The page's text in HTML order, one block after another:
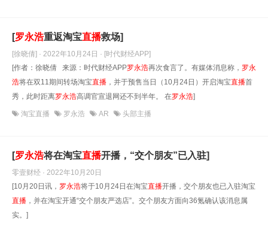
[罗永浩重返淘宝直播救场]
[徐晓倩] · 2022年10月24日 · [时代财经APP]
[作者：徐晓倩 来源：时代财经APP罗永浩再次食言了。有媒体消息称， 罗永
浩将在双11期间转场淘宝直播 ，并于预售当日（10月24日）开启淘宝直播首
秀，此时距离罗永浩高调官宣退网还不到半年。 在罗永浩]
淘宝直播 罗永浩 AR 头部主播
[罗永浩将在淘宝直播开播，“交个朋友”已入驻]
零壹财经 · 2022年10月20日
[10月20日讯， 罗永浩将于10月24日在淘宝直播开播，交个朋友也已入驻淘宝
直播 ，并在淘宝开通“交个朋友严选店”。交个朋友方面向36氪确认该消息属
实。]